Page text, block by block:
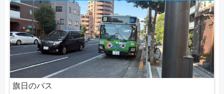
旗日のバス